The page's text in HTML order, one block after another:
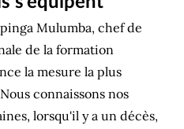
Mulumba, chef de
de la formation
la mesure la plus
connaissons nos
lorsqu'il y a un décès,